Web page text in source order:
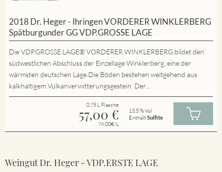
2018 Dr. Heger - Ihringen VORDERER WINKLERBERG
Spätburgunder GG VDP.GROSSE LAGE
Die VDP.GROSSE LAGE® VORDERER WINKLERBERG bildet den
südwestlichen Abschluss der Einzellage Winklerberg, eine der
wärmsten deutschen Lage.Die Böden bestehen weitgehend aus
kalkhaltigem Vulkanverwitterungsgestein. Der...
0.75 L Flasche
57,00 €
76.00€/L
13.5 % Vol
EnthältSulfite
Weingut Dr. Heger - VDP.ERSTE LAGE